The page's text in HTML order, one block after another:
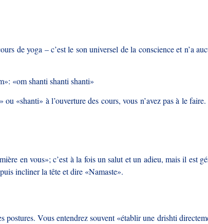
de yoga – c’est le son universel de la conscience et n’a
«om shanti shanti shanti»
«shanti» à l’ouverture des cours, vous n’avez pas à le
en vous»; c’est à la fois un salut et un adieu, mais il est
incliner la tête et dire «Namaste».
Vous entendrez souvent «établir une drishti